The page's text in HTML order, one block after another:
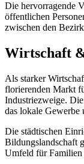
Die hervorragende
öffentlichen
zwischen den
Wirtschaft
Als starker
florierenden Markt
Industriezweige.
das lokale Gewerbe
Die städtischen
Bildungslandschaft
Umfeld für Familien